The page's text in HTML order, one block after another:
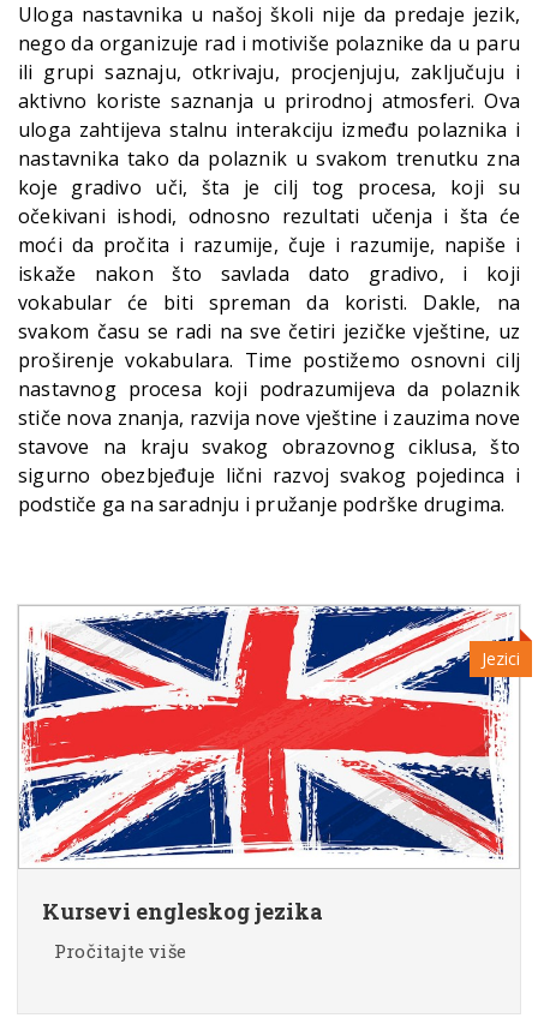
Uloga nastavnika u našoj školi nije da predaje jezik,
nego da organizuje rad i motiviše polaznike da u paru
ili grupi saznaju, otkrivaju, procjenjuju, zaključuju i
aktivno koriste saznanja u prirodnoj atmosferi. Ova
uloga zahtijeva stalnu interakciju između polaznika i
nastavnika tako da polaznik u svakom trenutku zna
koje gradivo uči, šta je cilj tog procesa, koji su
očekivani ishodi, odnosno rezultati učenja i šta će
moći da pročita i razumije, čuje i razumije, napiše i
iskaže nakon što savlada dato gradivo, i koji
vokabular će biti spreman da koristi. Dakle, na
svakom času se radi na sve četiri jezičke vještine, uz
proširenje vokabulara. Time postižemo osnovni cilj
nastavnog procesa koji podrazumijeva da polaznik
stiče nova znanja, razvija nove vještine i zauzima nove
stavove na kraju svakog obrazovnog ciklusa, što
sigurno obezbjeđuje lični razvoj svakog pojedinca i
podstiče ga na saradnju i pružanje podrške drugima.
Jezici
Kursevi engleskog jezika
Pročitajte više